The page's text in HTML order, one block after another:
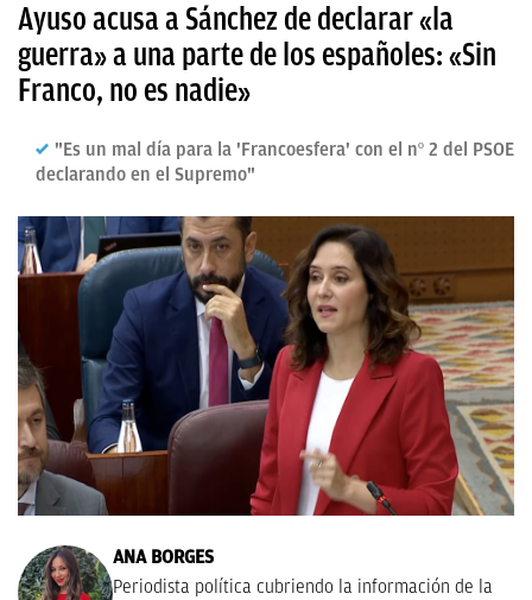
Ayuso acusa a Sánchez de declarar «la
guerra» a una parte de los españoles: «Sin
Franco, no es nadie»
"Es un mal día para la 'Francoesfera' con el nº 2 del PSOE
declarando en el Supremo"
ANA BORGES
Periodista política cubriendo la información de la